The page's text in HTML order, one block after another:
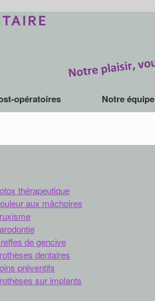
opératoires Notre équipe
thérapeutique
aux mâchoires
de gencive
dentaires
préventifs
sur implants